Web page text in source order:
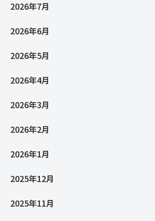
2026年7月
2026年6月
2026年5月
2026年4月
2026年3月
2026年2月
2026年1月
2025年12月
2025年11月